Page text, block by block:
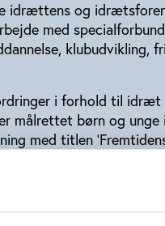
idrættens og
med
klubudvikling,
i forhold til idræt
målrettet børn og unge
med titlen
administrationer, og